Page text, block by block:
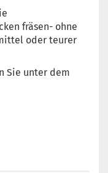
fräsen- ohne
oder teurer
Sie unter dem